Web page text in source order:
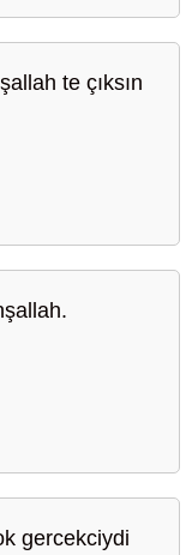
te çıksın
gercekciydi